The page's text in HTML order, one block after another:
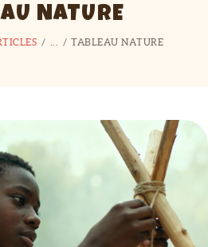
NATURE
TABLEAU NATURE
MUSICALE
&